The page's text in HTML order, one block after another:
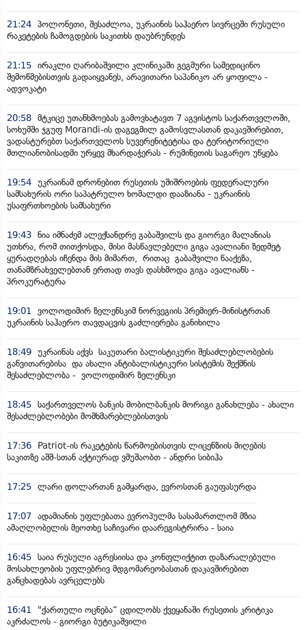
21:24 პოლონეთი, შესაძლოა, უკრაინის საჰაერო სივრცეში რუსული
რაკეტების ჩამოგდების საკითხს დაუბრუნდეს
21:15 ირაკლი ღარიბაშვილი კლინიკაში გეგმური სამედიცინო
შემოწმებისთვის გადაიყვანეს, არავითარი საპანიკო არ ყოფილა -
ადვოკატი
20:58 მტკიცე უთანხმოებას გამოვხატავთ 7 აგვისტოს საქართველოში,
სოხუმში ჯგუფ Morandi-ის დაგეგმილ გამოსვლასთან დაკავშირებით,
ვადასტურებთ საქართველოს სუვერენიტეტისა და ტერიტორიული
მთლიანობისადმი ურყევ მხარდაჭერას - რუმინეთის საგარეო უწყება
19:54 უკრაინამ დრონებით რუსეთის უშიშროების ფედერალური
სამსახურის ორი საპატრულო ხომალდი დააზიანა - უკრაინის
უსაფრთხოების სამსახური
19:43 ნია იმნაძემ ალექსანდრე გაბაშვილს და გიორგი მალანიას
უთხრა, რომ თითქოსდა, მისი მასწავლებელი გიგა ავალიანი ზედმეტ
ყურადღებას იჩენდა მის მიმართ, რითაც გაბაშვილი წააქეზა,
თანამზრახველებთან ერთად თავს დასხმოდა გიგა ავალიანს -
პროკურატურა
19:01
ვოლოდიმირ ზელენსკიმ ნორვეგიის პრემიერ-მინისტრთან
უკრაინის საჰაერო თავდაცვის გაძლიერება განიხილა
18:49 უკრაინას აქვს საკუთარი ბალისტიკური შესაძლებლობების
განვითარებისა და ახალი ანტიბალისტიკური სისტემის შექმნის
შესაძლებლობა - ვოლოდიმირ ზელენსკი
18:45 საქართველოს ბანკის მობილბანკის მორიგი განახლება - ახალი
შესაძლებლობები მომხმარებლებისთვის
17:36
Patriot-ის რაკეტების წარმოებისთვის ლიცენზიის მიღების
საკითზე აშშ-სთან აქტიურად ვმუშაობთ - ანდრი სიბიჰა
17:25 ლარი დოლართან გამყარდა, ევროსთან გაუფასურდა
17:07 ადამიანის უფლებათა ევროპულმა სასამართლომ მზია
ამაღლობელის მეოთხე საჩივარი დაარეგისტრირა - საია
16:45 საია რუსული აგრესიისა და კონფლიქტით დაზარალებული
მოსახლეობის უფლებრივ მდგომარეობასთან დაკავშირებით
განცხადებას ავრცელებს
16:41
"ქართული ოცნება“ ცდილობს ქვეყანაში რუსეთის კრიტიკა
აკრძალოს - გიორგი ბუტიკაშვილი